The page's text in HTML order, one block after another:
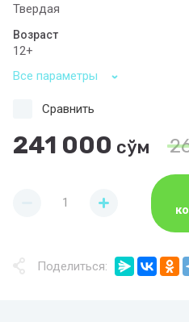
Твердая
Возраст
12+
Все параметры
241 000 сўм
Сравнить
Поделиться: